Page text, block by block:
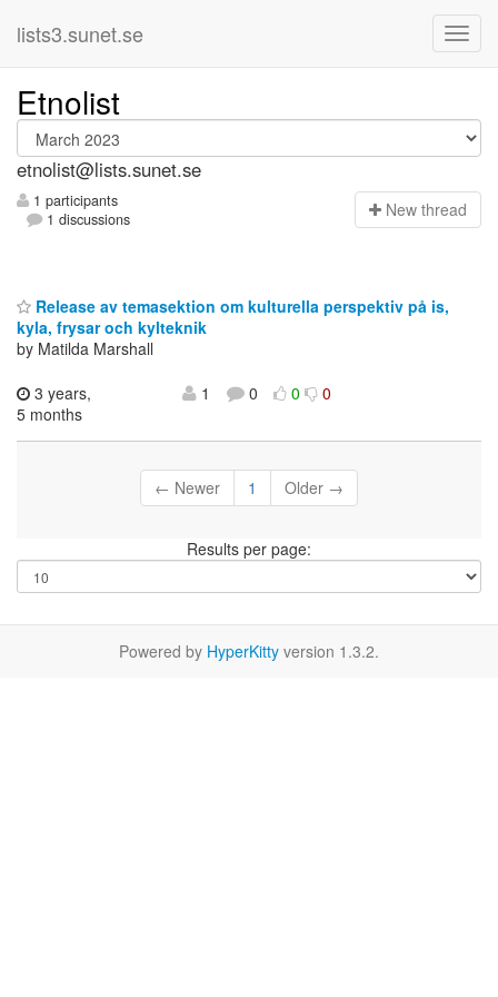
lists3.sunet.se
Etnolist
etnolist@lists.sunet.se
1 participants
1 discussions
New thread
Release av temasektion om kulturella perspektiv på is,
kyla, frysar och kylteknik
by Matilda Marshall
3 years,
5 months
1 0 0 0
← Newer 1 Older →
Results per page:
Powered by HyperKitty version 1.3.2.